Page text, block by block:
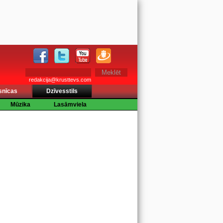
redakcija@krusttevs.com
Dzīvesstils
Mūzika
Lasāmviela